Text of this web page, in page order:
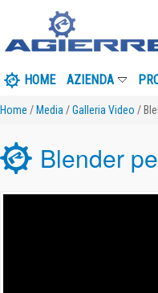
HOME AZIENDA
Home / Media /Galleria Video /
Blender